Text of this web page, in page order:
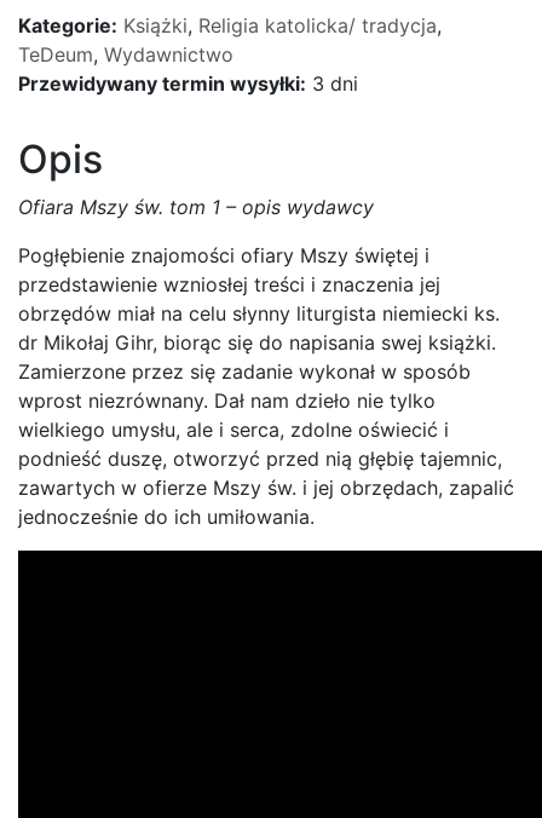
1
Kategorie: Książki, Religia katolicka/ tradycja,
TeDeum, Wydawnictwo
Przewidywany termin wysyłki: 3 dni
Opis
Ofiara Mszy św. tom 1 – opis wydawcy
Pogłębienie znajomości ofiary Mszy świętej i
przedstawienie wzniosłej treści i znaczenia jej
obrzędów miał na celu słynny liturgista niemiecki ks.
dr Mikołaj Gihr, biorąc się do napisania swej książki.
Zamierzone przez się zadanie wykonał w sposób
wprost niezrównany. Dał nam dzieło nie tylko
wielkiego umysłu, ale i serca, zdolne oświecić i
podnieść duszę, otworzyć przed nią głębię tajemnic,
zawartych w ofierze Mszy św. i jej obrzędach, zapalić
jednocześnie do ich umiłowania.